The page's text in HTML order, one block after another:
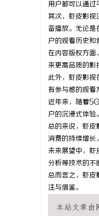
用户都可以通过
其次，虾皮影视
备播放。无论是
户的观看历史和
在内容版权方面
来更高品质的影
此外，虾皮影视
有参与感的观看
近年来，随着
户的沉浸式体验
总的来说，虾皮
消费的持续增长
未来展望中，虾
分析等技术的不
总而言之，虾皮
注与借鉴。